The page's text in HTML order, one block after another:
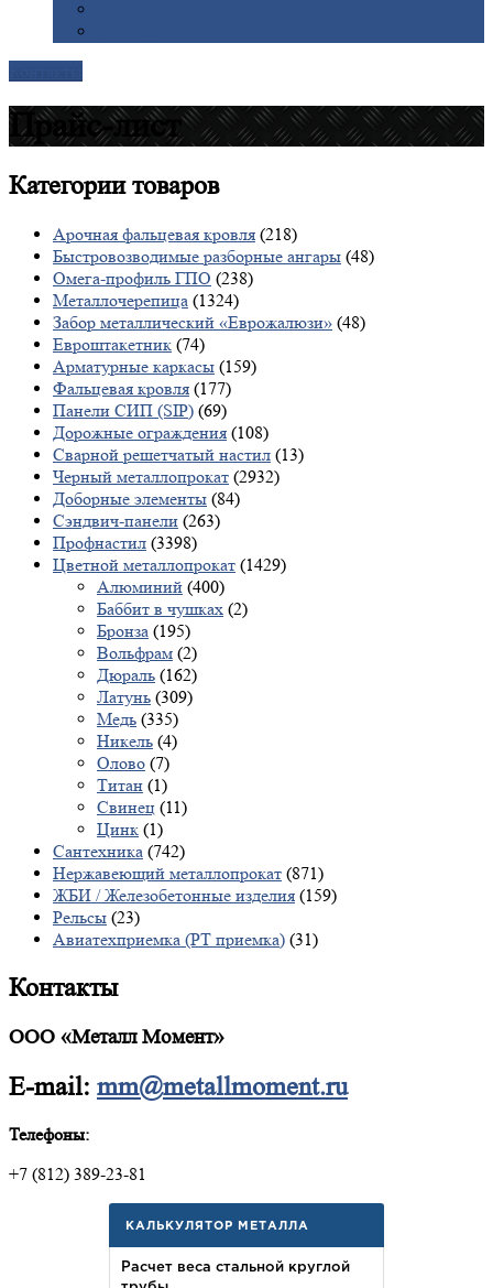
Прайс-лист
Категориитоваров
Арочная фальцевая кровля (218)
Быстровозводимые разборные ангары (48)
Омега-профиль ГПО (238)
Металлочерепица (1324)
Забор металлический «Еврожалюзи» (48)
Евроштакетник (74)
Арматурные каркасы (159)
Фальцевая кровля (177)
Панели СИП (SIP) (69)
Дорожные ограждения (108)
Сварной решетчатый настил (13)
Черный металлопрокат (2932)
Доборные элементы (84)
Сэндвич-панели (263)
Профнастил (3398)
Цветной металлопрокат (1429)
Алюминий (400)
Баббит в чушках (2)
Бронза (195)
Вольфрам (2)
Дюраль (162)
Латунь (309)
Медь (335)
Никель (4)
Олово (7)
Титан (1)
Свинец (11)
Цинк (1)
Сантехника (742)
Нержавеющий металлопрокат (871)
ЖБИ / Железобетонные изделия (159)
Рельсы (23)
Авиатехприемка (РТ приемка) (31)
Контакты
ООО «Металл Момент»
E-mail: mm@metallmoment.ru
Телефоны:
+7 (812) 389-23-81